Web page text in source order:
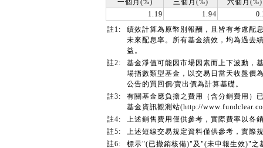
一個月(%)
三個月(%)
六個月(%)
1.19
1.94
註1:
績效計算為原幣別報酬，且皆有考慮配
未來配息率。所有基金績效，均為過去
益。
註2:
基金淨值可能因市場因素而上下波動，
場指數類型基金，以交易日當天收盤價
公告的買回價∕賣出價為計算基礎。
註3:
有關基金應負擔之費用（含分銷費用）
基金資訊觀測站(http://
註4:
上述銷售費用僅供參考，實際費率以各
註5:
上述短線交易規定資料僅供參考，實際
註6:
標示"(已撤銷核備)"及"(未申報生效)"之